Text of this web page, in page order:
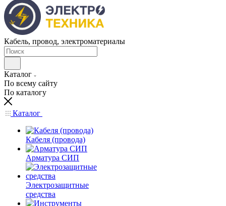
Кабель, провод, электроматериалы
Каталог
По всему сайту
По каталогу
Каталог
Кабеля (провода)
Арматура СИП
Электрозащитные
средства